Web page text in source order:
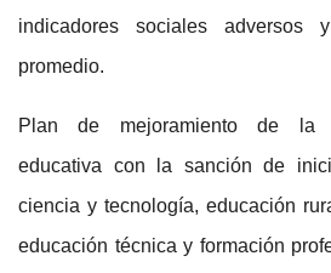
indicadores sociales adversos
promedio.
Plan de mejoramiento de la
educativa con la sanción de
ciencia y tecnología, educación
educación técnica y formación